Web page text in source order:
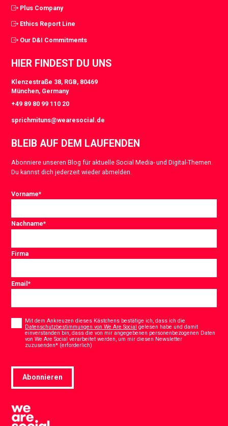
Plus Company
Ethics Report Line
Our D&I Commitments
HIER FINDEST DU UNS
Klenzestraße 38, RGB, 80469
München, Germany
+49 89 80 99 110 20
sprichmituns@wearesocial.de
BLEIB AUF DEM LAUFENDEN
Abonniere unseren Blog für aktuelle Social Media- und Digital-Themen.
Du kannst dich jederzeit wieder abmelden.
Vorname*
Nachname*
Firma
Email*
Mit dem Ankreuzen dieses Kästchens bestätige ich, dass ich die
Datenschutzbestimmungen von We Are Social gelesen habe und damit
einverstanden bin, dass die von mir angegebenen personenbezogenen Daten
von We Are Social verarbeitet werden, um mir diesen Newsletter
zuzusenden* (erforderlich)
Abonnieren